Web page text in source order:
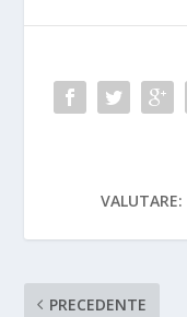
VALUTARE:
PRECEDENTE